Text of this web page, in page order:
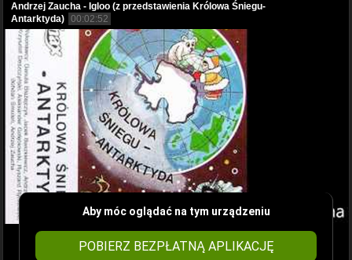
Andrzej Zaucha - Igloo (z przedstawienia Królowa Śniegu-
Antarktyda) 00:02:52
Aby móc oglądać na tym urządzeniu
POBIERZ BEZPŁATNĄ APLIKACJĘ